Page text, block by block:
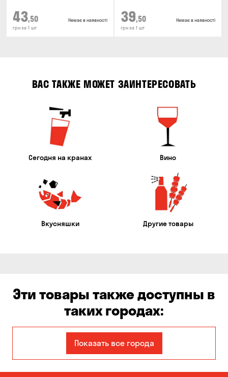
43,50
грн за 1 шт
Немає в наявності 39,50
грн за 1 шт
Немає в наявності
ВАС ТАКЖЕ МОЖЕТ ЗАИНТЕРЕСОВАТЬ
Сегодня на кранах Вино
Вкусняшки Другие товары
Эти товары также доступны в
таких городах:
Авангард
Бабурка Балабино
Показать все города